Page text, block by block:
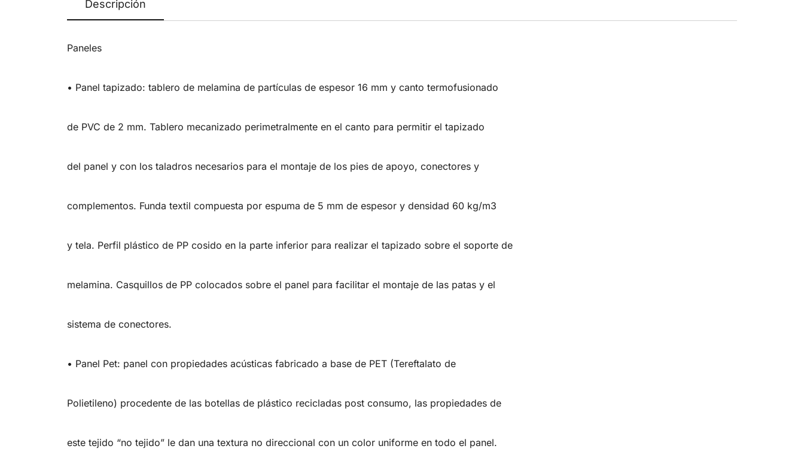
Descripción
Paneles
• Panel tapizado: tablero de melamina de partículas de espesor 16 mm y canto termofusionado
de PVC de 2 mm. Tablero mecanizado perimetralmente en el canto para permitir el tapizado
del panel y con los taladros necesarios para el montaje de los pies de apoyo, conectores y
complementos. Funda textil compuesta por espuma de 5 mm de espesor y densidad 60 kg/m3
y tela. Perfil plástico de PP cosido en la parte inferior para realizar el tapizado sobre el soporte de
melamina. Casquillos de PP colocados sobre el panel para facilitar el montaje de las patas y el
sistema de conectores.
• Panel Pet: panel con propiedades acústicas fabricado a base de PET (Tereftalato de
Polietileno) procedente de las botellas de plástico recicladas post consumo, las propiedades de
este tejido “no tejido” le dan una textura no direccional con un color uniforme en todo el panel.